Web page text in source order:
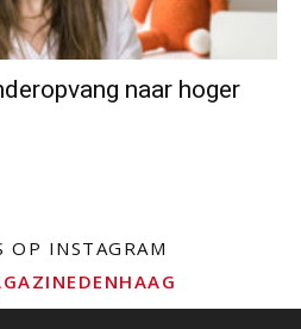
naar hoger
OP INSTAGRAM